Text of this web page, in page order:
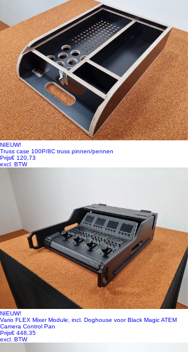
NIEUW!
Truss case 100P/8C truss pinnen/pennen
Prijs€ 120,73
excl. BTW
NIEUW!
Vario FLEX Mixer Module, incl. Doghouse voor Black Magic ATEM
Camera Control Pan
Prijs€ 448,35
excl. BTW